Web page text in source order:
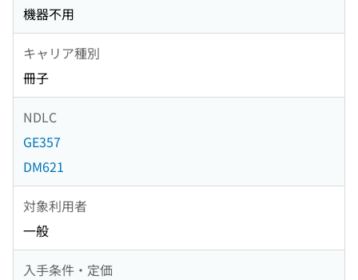
機器不用
キャリア種別
冊子
NDLC
GE357
DM621
対象利用者
一般
入手条件・定価